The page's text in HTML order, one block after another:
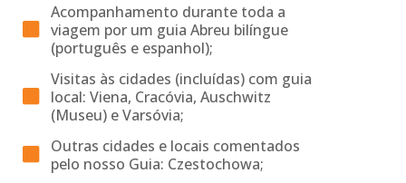
Acompanhamento durante toda a
viagem por um guia Abreu bilíngue
(português e espanhol);
Visitas às cidades (incluídas) com guia
local: Viena, Cracóvia, Auschwitz
(Museu) e Varsóvia;
Outras cidades e locais comentados
pelo nosso Guia: Czestochowa;